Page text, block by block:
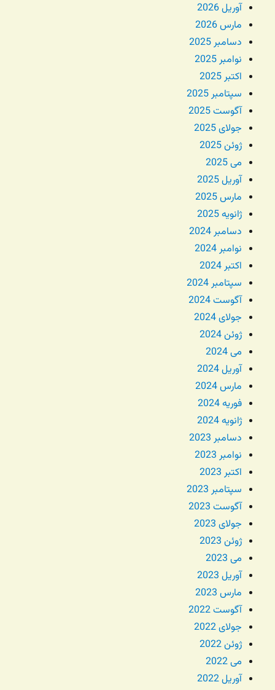
آوریل 2026
مارس 2026
دسامبر 2025
نوامبر 2025
اکتبر 2025
سپتامبر 2025
آگوست 2025
جولای 2025
ژوئن 2025
می 2025
آوریل 2025
مارس 2025
ژانویه 2025
دسامبر 2024
نوامبر 2024
اکتبر 2024
سپتامبر 2024
آگوست 2024
جولای 2024
ژوئن 2024
می 2024
آوریل 2024
مارس 2024
فوریه 2024
ژانویه 2024
دسامبر 2023
نوامبر 2023
اکتبر 2023
سپتامبر 2023
آگوست 2023
جولای 2023
ژوئن 2023
می 2023
آوریل 2023
مارس 2023
آگوست 2022
جولای 2022
ژوئن 2022
می 2022
آوریل 2022